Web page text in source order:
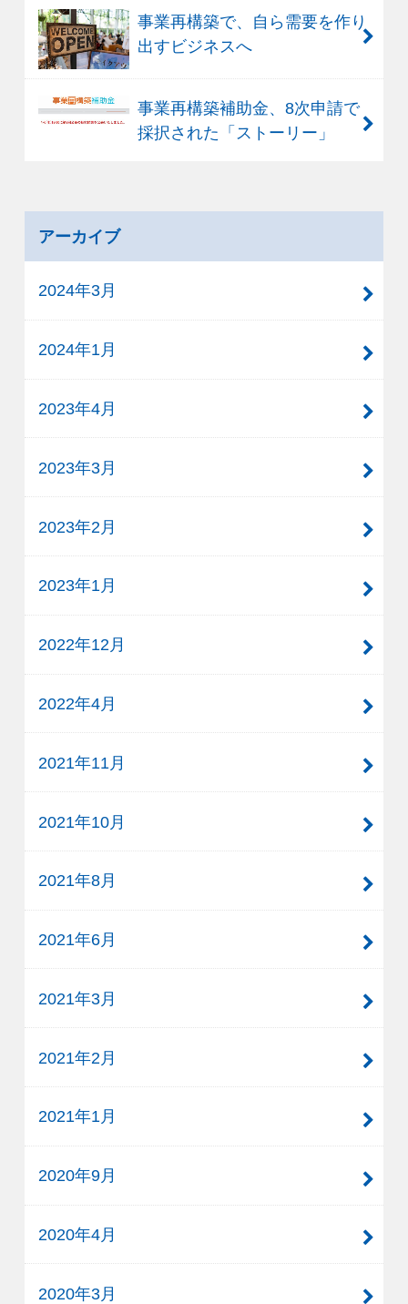
事業再構築で、自ら需要を作り
出すビジネスへ
事業再構築補助金、8次申請で
採択された「ストーリー」
アーカイブ
2024年3月
2024年1月
2023年4月
2023年3月
2023年2月
2023年1月
2022年12月
2022年4月
2021年11月
2021年10月
2021年8月
2021年6月
2021年3月
2021年2月
2021年1月
2020年9月
2020年4月
2020年3月